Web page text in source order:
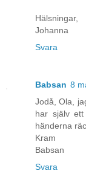
Hälsningar,
Johanna
Svara
Babsan 8
Jodå, Ola,
har själv
händerna
Kram
Babsan
Svara